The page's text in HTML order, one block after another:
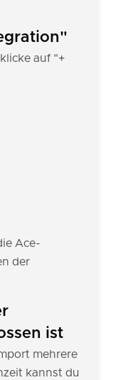
auf "+
Ace-
der
ist
mehrere
kannst du